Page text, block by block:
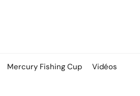
Mercury Fishing Cup Vidéos